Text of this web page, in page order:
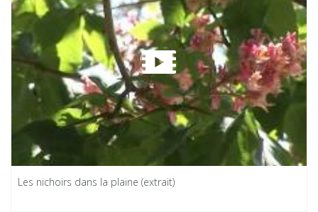
Les nichoirs dans la plaine (extrait)